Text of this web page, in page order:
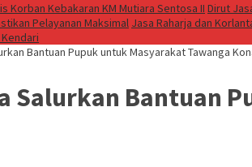
Korban Kebakaran KM Mutiara Sentosa II Dirut
Pelayanan Maksimal Jasa Raharja dan
Bantuan Pupuk untuk Masyarakat Tawanga
Salurkan Bantuan